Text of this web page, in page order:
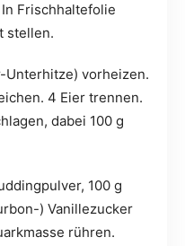
Frischhaltefolie
stellen.
Unterhitze) vorheizen.
4 Eier trennen.
dabei 100 g
100 g
) Vanillezucker
rühren.